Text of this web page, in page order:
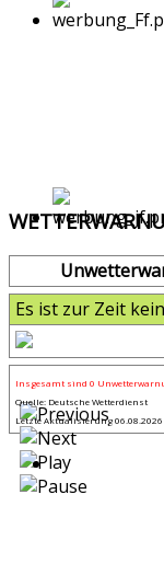
Es ist zur Zeit
Insgesamt sind 0
Quelle: Deutsche Wetterdienst
Letzte Aktualisierung